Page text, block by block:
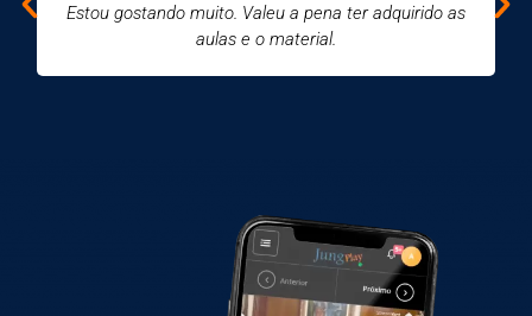
Estou gostando muito. Valeu a pena ter adquirido as
aulas e o material.